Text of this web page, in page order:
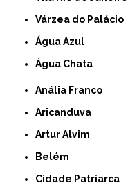
Várzea do Palácio
Água Azul
Água Chata
Anália Franco
Aricanduva
Artur Alvim
Belém
Cidade Patriarca